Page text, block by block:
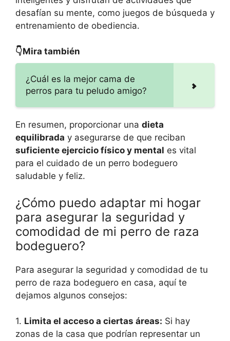
desafían su mente, como juegos de búsqueda y
entrenamiento de obediencia.
👇Mira también
¿Cuál es la mejor cama de
perros para tu peludo amigo?
En resumen, proporcionar una dieta
equilibrada y asegurarse de que reciban
suficiente ejercicio físico y mental es vital
para el cuidado de un perro bodeguero
saludable y feliz.
¿Cómo puedo adaptar mi hogar
para asegurar la seguridad y
comodidad de mi perro de raza
bodeguero?
Para asegurar la seguridad y comodidad de tu
perro de raza bodeguero en casa, aquí te
dejamos algunos consejos:
1. Limita el acceso a ciertas áreas: Si hay
zonas de la casa que podrían representar un